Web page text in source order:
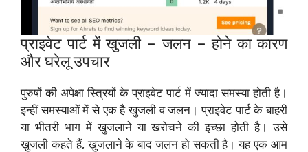
प्राइवेट पार्ट में खुजली – जलन – होने का कारण
और घरेलू उपचार
पुरुषों की अपेक्षा स्त्रियों के प्राइवेट पार्ट में ज्यादा समस्या होती है।
इन्हीं समस्याओं में से एक है खुजली व जलन। प्राइवेट पार्ट के बाहरी
या भीतरी भाग में खुजलाने या खरोचने की इच्छा होती है। उसे
खुजली कहते हैं, खुजलाने के बाद जलन हो सकती है। यह एक आम